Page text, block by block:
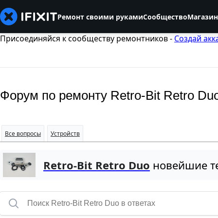
Ремонт своими рукамиСообществоМагазин
Присоединяйся к сообществу ремонтников - Создай
Форум по ремонту Retro-Bit Retro
Все вопросы Устройств
Retro-Bit Retro Duo новейшие